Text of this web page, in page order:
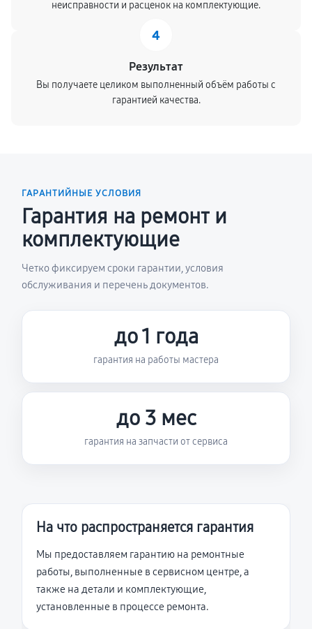
неисправности и расценок на комплектующие.
4
Результат
Вы получаете целиком выполненный объём работы с
гарантией качества.
ГАРАНТИЙНЫЕ УСЛОВИЯ
Гарантия на ремонт и
комплектующие
Четко фиксируем сроки гарантии, условия
обслуживания и перечень документов.
до 1 года
гарантия на работы мастера
до 3 мес
гарантия на запчасти от сервиса
На что распространяется гарантия
Мы предоставляем гарантию на ремонтные
работы, выполненные в сервисном центре, а
также на детали и комплектующие,
установленные в процессе ремонта.